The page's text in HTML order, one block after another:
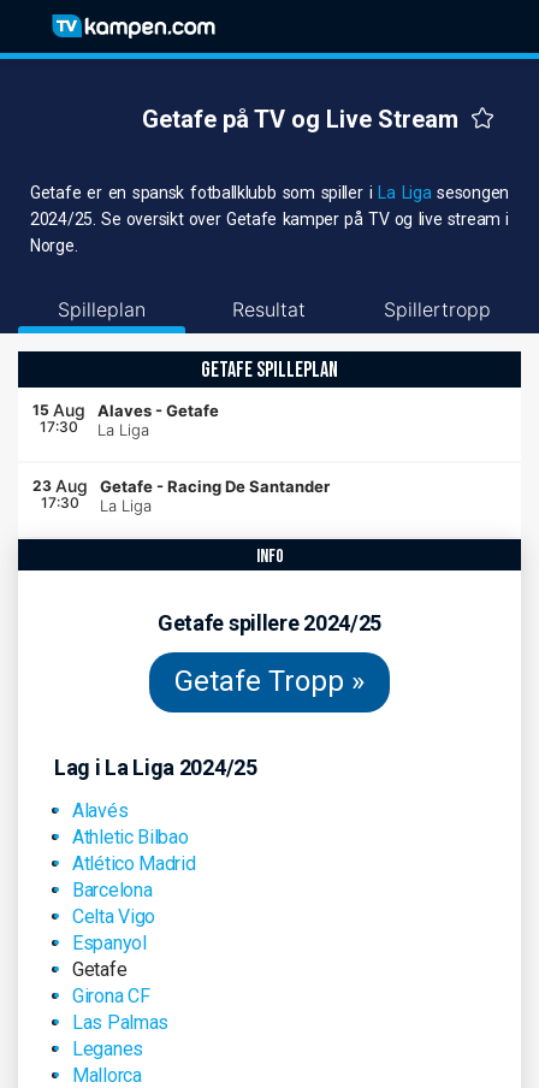
Getafe på TV og Live Stream
Getafe er en spansk fotballklubb som spiller i La Liga sesongen
2024/25. Se oversikt over Getafe kamper på TV og live stream i
Norge.
Spilleplan Resultat Spillertropp
GETAFE SPILLEPLAN
15 Aug
17:30
Alaves -Getafe
La Liga
23 Aug
17:30
Getafe -Racing De Santander
La Liga
info
Getafe spillere 2024/25
Getafe Tropp »
Lag i La Liga 2024/25
Alavés
Athletic Bilbao
Atlético Madrid
Barcelona
Celta Vigo
Espanyol
Getafe
Girona CF
Las Palmas
Leganes
Mallorca